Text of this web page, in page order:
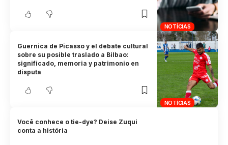
NOTÍCIAS
NOTÍCIAS
Guernica de Picasso y el debate cultural
sobre su posible traslado a Bilbao:
significado, memoria y patrimonio en
disputa
Você conhece o tie-dye? Deise Zuqui
conta a história